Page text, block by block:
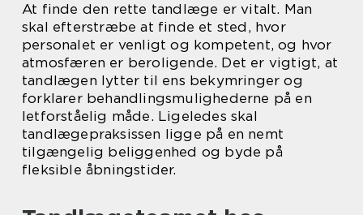
At finde den rette tandlæge er vitalt. Man
skal efterstræbe at finde et sted, hvor
personalet er venligt og kompetent, og hvor
atmosfæren er beroligende. Det er vigtigt, at
tandlægen lytter til ens bekymringer og
forklarer behandlingsmulighederne på en
letforståelig måde. Ligeledes skal
tandlægepraksissen ligge på en nemt
tilgængelig beliggenhed og byde på
fleksible åbningstider.